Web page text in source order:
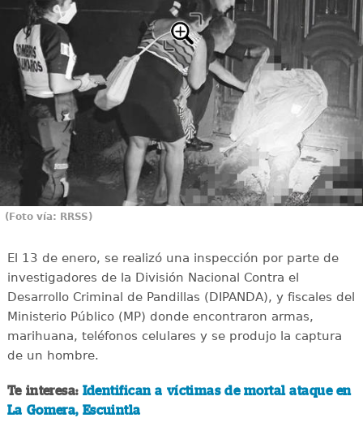
(Foto vía: RRSS)
El 13 de enero, se realizó una inspección por parte de
investigadores de la División Nacional Contra el
Desarrollo Criminal de Pandillas (DIPANDA), y fiscales del
Ministerio Público (MP) donde encontraron armas,
marihuana, teléfonos celulares y se produjo la captura
de un hombre.
Te interesa: Identifican a víctimas de mortal ataque en
La Gomera, Escuintla